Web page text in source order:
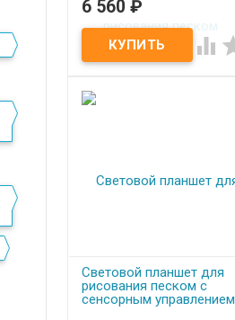
Под заказ
Световой планшет для
рисования песком Детский
6 560 ₽

Световой планшет для
рисования песком с
сенсорным управлением